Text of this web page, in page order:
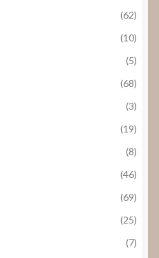
(62)
(10)
(5)
(68)
(3)
(19)
(8)
(46)
(69)
(25)
(7)